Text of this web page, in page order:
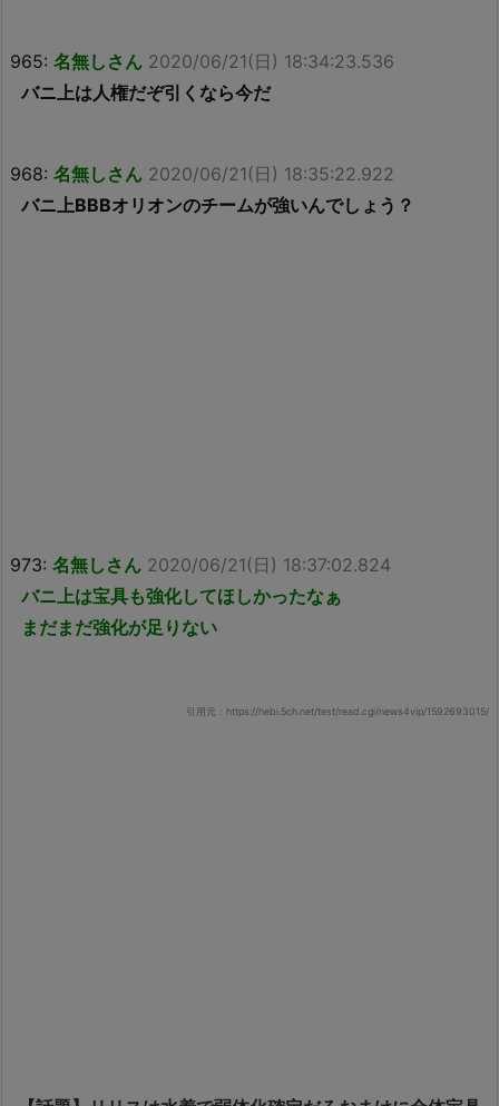
965: 名無しさん 2020/06/21(日) 18:34:23.536
バニ上は人権だぞ引くなら今だ
968: 名無しさん 2020/06/21(日) 18:35:22.922
バニ上BBBオリオンのチームが強いんでしょう？
973: 名無しさん 2020/06/21(日) 18:37:02.824
バニ上は宝具も強化してほしかったなぁ
まだまだ強化が足りない
引用元：https://hebi.5ch.net/test/read.cgi/news4vip/1592693015/